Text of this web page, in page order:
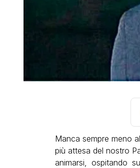
Manca sempre meno
più attesa del nostro
animarsi, ospitando